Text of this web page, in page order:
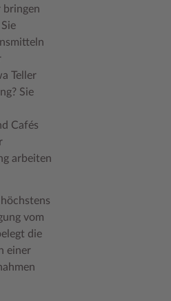
Wohnen
Stormarn
bringen
Teller
Sie
Cafés
arbeiten
vom
die
einer